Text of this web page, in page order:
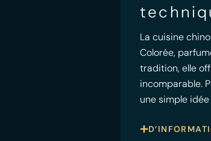
La cuisine
Colorée,
tradition, elle
incomparable.
une simple